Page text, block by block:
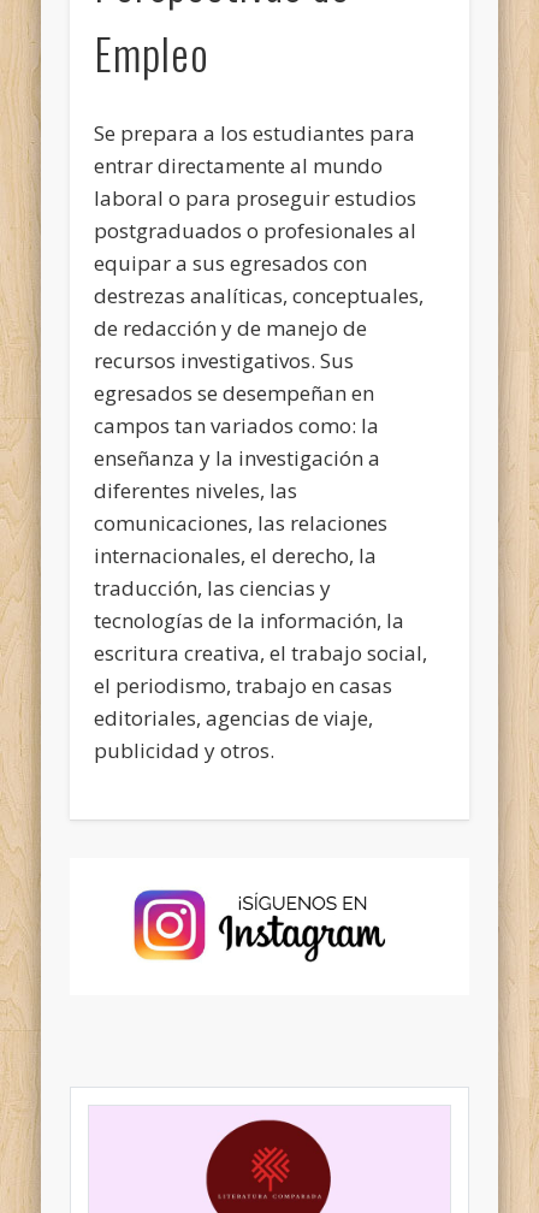
Empleo
Se prepara a los estudiantes para
entrar directamente al mundo
laboral o para proseguir estudios
postgraduados o profesionales al
equipar a sus egresados con
destrezas analíticas, conceptuales,
de redacción y de manejo de
recursos investigativos. Sus
egresados se desempeñan en
campos tan variados como: la
enseñanza y la investigación a
diferentes niveles, las
comunicaciones, las relaciones
internacionales, el derecho, la
traducción, las ciencias y
tecnologías de la información, la
escritura creativa, el trabajo social,
el periodismo, trabajo en casas
editoriales, agencias de viaje,
publicidad y otros.